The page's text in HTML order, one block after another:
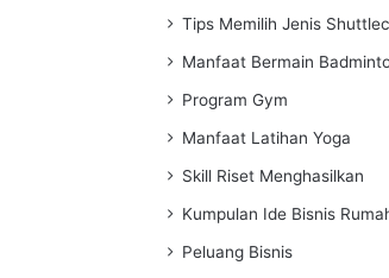
Tips Memilih Jenis
Manfaat Bermain
Program Gym
Manfaat Latihan Yoga
Skill Riset Menghasilkan
Kumpulan Ide Bisnis
Peluang Bisnis